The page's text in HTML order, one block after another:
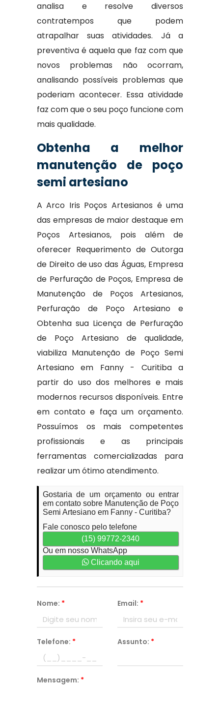
analisa e resolve diversos
contratempos que podem
atrapalhar suas atividades. Já a
preventiva é aquela que faz com que
novos problemas não ocorram,
analisando possíveis problemas que
poderiam acontecer. Essa atividade
faz com que o seu poço funcione com
mais qualidade.
Obtenha a melhor
manutenção de poço
semi artesiano
A Arco Iris Poços Artesianos é uma
das empresas de maior destaque em
Poços Artesianos, pois além de
oferecer Requerimento de Outorga
de Direito de uso das Águas, Empresa
de Perfuração de Poços, Empresa de
Manutenção de Poços Artesianos,
Perfuração de Poço Artesiano e
Obtenha sua Licença de Perfuração
de Poço Artesiano de qualidade,
viabiliza Manutenção de Poço Semi
Artesiano em Fanny - Curitiba a
partir do uso dos melhores e mais
modernos recursos disponíveis. Entre
em contato e faça um orçamento.
Possuímos os mais competentes
profissionais e as principais
ferramentas comercializadas para
realizar um ótimo atendimento.
Gostaria de um orçamento ou entrar
em contato sobre Manutenção de Poço
Semi Artesiano em Fanny - Curitiba?
Fale conosco pelo telefone
(15) 99772-2340
Ou em nosso WhatsApp
Clicando aqui
Nome: * Email: *
Telefone: * Assunto: *
Mensagem: *